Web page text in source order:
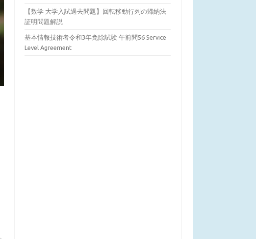
【数学 大学入試過去問題】回転移動行列の帰納法
証明問題解説
基本情報技術者令和3年免除試験 午前問56 Service
Level Agreement